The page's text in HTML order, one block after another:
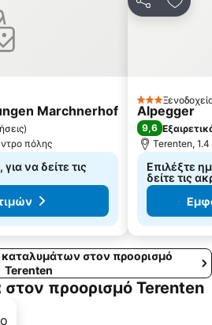
Marchnerhof
)
πόλης
να δείτε τις
Κοινοποίηση
3 Αστέρια
Alpegger
9,6
Terenten,
Επιλέξτε
δείτε τις
στον προορισμό
Terenten
προορισμό Terenten